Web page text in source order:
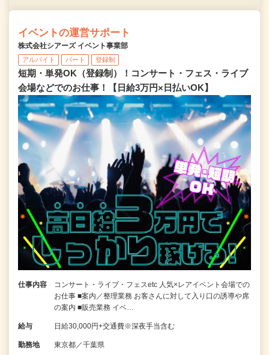
イベントの運営サポート
株式会社シアーズ イベント事業部
アルバイト パート 登録制
短期・単発OK（登録制）！コンサート・フェス・ライブ
会場などでのお仕事！【日給3万円×日払いOK】
仕事内容
コンサート・ライブ・フェスetc 人気×レアイベント会場での
お仕事 ■案内／整理業務 お客さんに対して入り口の誘導や席
の案内 ■販売業務 イベ…
給与 日給30,000円+交通費※深夜手当含む
勤務地 東京都／千葉県